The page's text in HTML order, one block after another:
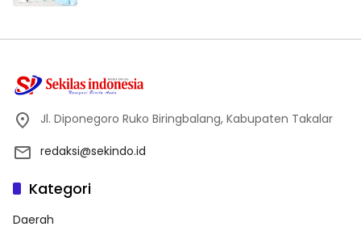
Jl. Diponegoro Ruko Biringbalang, Kabupaten Takalar
redaksi@sekindo.id
Kategori
Daerah